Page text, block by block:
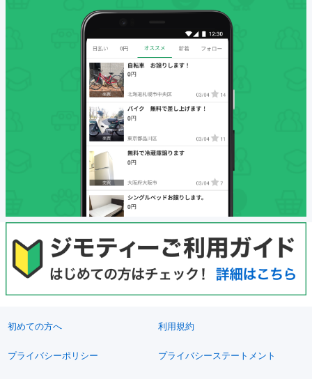
初めての方へ 利用規約
プライバシーポリシー プライバシーステートメント